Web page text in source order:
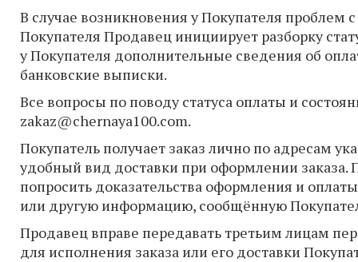
В случае возникновения у Покупателя
Покупателя Продавец инициирует разборку
у Покупателя дополнительные сведения об
банковские выписки.
Все вопросы по поводу статуса оплаты и
zakaz@chernaya100.com.
Покупатель получает заказ лично по адресам
удобный вид доставки при оформлении заказа.
попросить доказательства оформления и
или другую информацию, сообщённую
Продавец вправе передавать третьим лицам
для исполнения заказа или его доставки